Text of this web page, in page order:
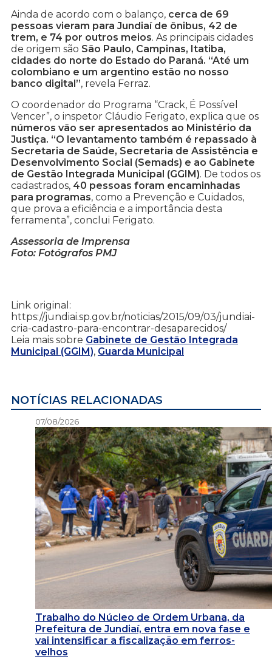
Ainda de acordo com o balanço, cerca de 69
pessoas vieram para Jundiaí de ônibus, 42 de
trem, e 74 por outros meios. As principais cidades
de origem são São Paulo, Campinas, Itatiba,
cidades do norte do Estado do Paraná. “Até um
colombiano e um argentino estão no nosso
banco digital”, revela Ferraz.
O coordenador do Programa “Crack, É Possível
Vencer”, o inspetor Cláudio Ferigato, explica que os
números vão ser apresentados ao Ministério da
Justiça. “O levantamento também é repassado à
Secretaria de Saúde, Secretaria de Assistência e
Desenvolvimento Social (Semads) e ao Gabinete
de Gestão Integrada Municipal (GGIM). De todos os
cadastrados, 40 pessoas foram encaminhadas
para programas, como a Prevenção e Cuidados,
que prova a eficiência e a importância desta
ferramenta”, conclui Ferigato.
Assessoria de Imprensa
Foto: Fotógrafos PMJ
Link original:
https://jundiai.sp.gov.br/noticias/2015/09/03/jundiai-
cria-cadastro-para-encontrar-desaparecidos/
Leia mais sobre Gabinete de Gestão Integrada
Municipal (GGIM), Guarda Municipal
NOTÍCIAS RELACIONADAS
07/08/2026
Trabalho do Núcleo de Ordem Urbana, da
Prefeitura de Jundiaí, entra em nova fase e
vai intensificar a fiscalização em ferros-
velhos